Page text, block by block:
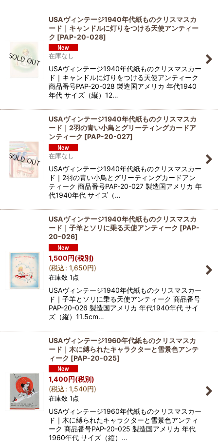
USAヴィンテージ1940年代紙ものクリスマスカ
ード｜キャンドルに灯りをつける天使アンティー
ク [PAP-20-028]
在庫なし
USAヴィンテージ1940年代紙ものクリスマスカー
ド｜キャンドルに灯りをつける天使アンティーク
商品番号PAP-20-028 製造国アメリカ 年代1940
年代 サイズ（縦）12…
USAヴィンテージ1940年代紙ものクリスマスカ
ード｜2羽の青い小鳥とグリーティングカードア
ンティーク [PAP-20-027]
在庫なし
USAヴィンテージ1940年代紙ものクリスマスカー
ド｜2羽の青い小鳥とグリーティングカードアン
ティーク 商品番号PAP-20-027 製造国アメリカ 年
代1940年代 サイズ（…
USAヴィンテージ1940年代紙ものクリスマスカ
ード｜子羊とソリに乗る天使アンティーク [PAP-
20-026]
1,500円(税別)
(税込: 1,650円)
在庫数 1点
USAヴィンテージ1940年代紙ものクリスマスカー
ド｜子羊とソリに乗る天使アンティーク 商品番号
PAP-20-026 製造国アメリカ 年代1940年代 サイ
ズ（縦）11.5cm…
USAヴィンテージ1960年代紙ものクリスマスカ
ード｜木に縛られたキャラクターと雪景色アンテ
ィーク [PAP-20-025]
1,400円(税別)
(税込: 1,540円)
在庫数 1点
USAヴィンテージ1960年代紙ものクリスマスカー
ド｜木に縛られたキャラクターと雪景色アンティ
ーク 商品番号PAP-20-025 製造国アメリカ 年代
1960年代 サイズ（縦）…